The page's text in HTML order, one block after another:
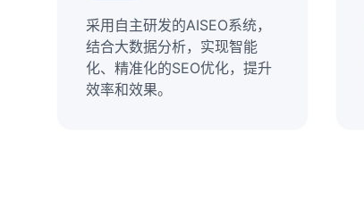
采用自主研发的AISEO系统，
结合大数据分析，实现智能
化、精准化的SEO优化，提升
效率和效果。